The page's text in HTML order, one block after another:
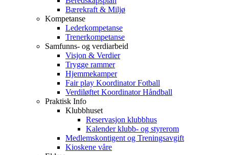
Bærekraft & Miljø
Kompetanse
Lederkompetanse
Trenerkompetanse
Samfunns- og verdiarbeid
Visjon & Verdier
Trygge rammer
Hjemmekamper
Fair play Koordinator Fotball
Verdiløftet Koordinator Håndball
Praktisk Info
Klubbhuset
Reservasjon klubbhus
Kalender klubb- og styrerom
Medlemskontigent og Treningsavgift
Kioskene våre